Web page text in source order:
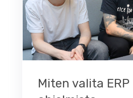
Miten valita ERP